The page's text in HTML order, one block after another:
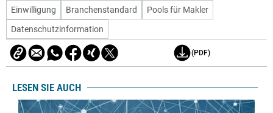
Einwilligung
Branchenstandard
Pools für Makler
Datenschutzinformation
(PDF)
LESEN SIE AUCH